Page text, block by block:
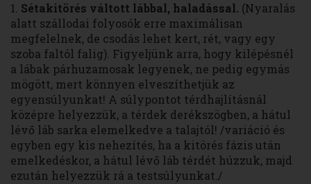
1. Sétakitörés váltott lábbal, haladással. (Nyaralás
alatt szállodai folyosók erre maximálisan
megfelelnek, de csodás lehet kert, rét, vagy egy
szoba faltól falig). Figyeljünk arra, hogy kilépésnél
a lábak párhuzamosak legyenek, ne pedig egymás
mögött, mert könnyen elveszíthetjük az
egyensúlyunkat! A súlypontot térdhajlításnál
középre helyezzük, a térdek derékszögben, a hátul
lévő láb sarka elemelkedve a talajtól! /variáció és
egyben egy kis nehezítés, ha a kitörés fázis után
emelkedéskor, a hátul lévő láb térdét húzzuk, majd
ezután helyezzük rá a testsúlyunkat./